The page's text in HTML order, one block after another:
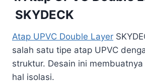
SKYDECK
Atap UPVC Double Layer
salah satu tipe atap UPVC
struktur. Desain ini
hal isolasi.